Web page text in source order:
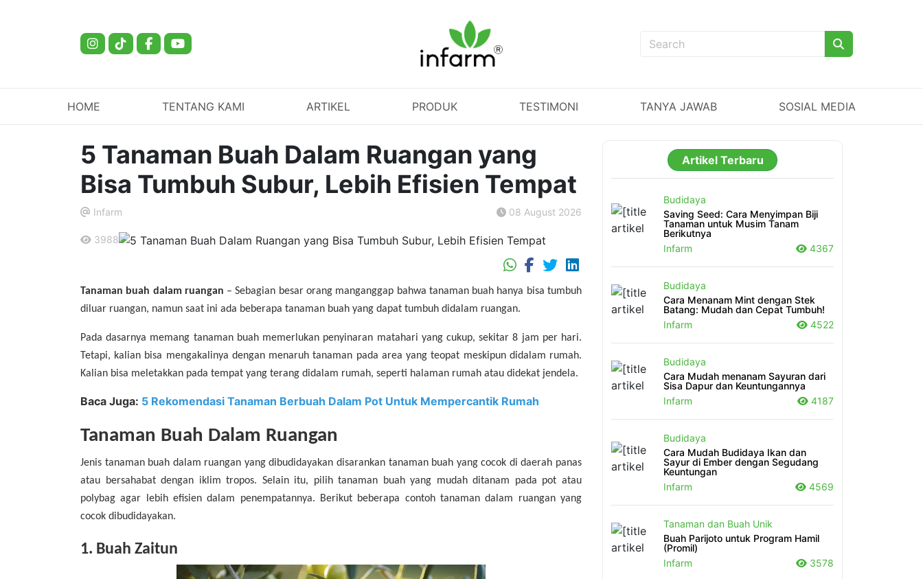
HOME TENTANG KAMI ARTIKEL PRODUK TESTIMONI TANYA JAWAB SOSIAL MEDIA
5 Tanaman Buah Dalam Ruangan yang
Bisa Tumbuh Subur, Lebih Efisien Tempat
Infarm 08 August 2026
3988
Tanaman buah dalam ruangan – Sebagian besar orang manganggap bahwa tanaman buah hanya bisa tumbuh
diluar ruangan, namun saat ini ada beberapa tanaman buah yang dapat tumbuh didalam ruangan.
Pada dasarnya memang tanaman buah memerlukan penyinaran matahari yang cukup, sekitar 8 jam per hari.
Tetapi, kalian bisa mengakalinya dengan menaruh tanaman pada area yang teopat meskipun didalam rumah.
Kalian bisa meletakkan pada tempat yang terang didalam rumah, seperti halaman rumah atau didekat jendela.
Baca Juga: 5 Rekomendasi Tanaman Berbuah Dalam Pot Untuk Mempercantik Rumah
Tanaman Buah Dalam Ruangan
Jenis tanaman buah dalam ruangan yang dibudidayakan disarankan tanaman buah yang cocok di daerah panas
atau bersahabat dengan iklim tropos. Selain itu, pilih tanaman buah yang mudah ditanam pada pot atau
polybag agar lebih efisien dalam penempatannya. Berikut beberapa contoh tanaman dalam ruangan yang
cocok dibudidayakan.
1. Buah Zaitun
Artikel Terbaru
Budidaya
Saving Seed: Cara Menyimpan Biji
Tanaman untuk Musim Tanam
Berikutnya
Infarm
4367
Budidaya
Cara Menanam Mint dengan Stek
Batang: Mudah dan Cepat Tumbuh!
Infarm
4522
Budidaya
Cara Mudah menanam Sayuran dari
Sisa Dapur dan Keuntungannya
Infarm
4187
Budidaya
Cara Mudah Budidaya Ikan dan
Sayur di Ember dengan Segudang
Keuntungan
Infarm
4569
Tanaman dan Buah Unik
Buah Parijoto untuk Program Hamil
(Promil)
Infarm
3578